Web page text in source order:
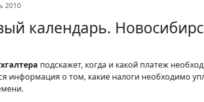
2010
календарь.
подскажет, когда и какой платеж
информация о том, какие налоги необходимо